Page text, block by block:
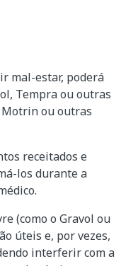
mal-estar, poderá
Tempra ou outras
ou outras
receitados e
los durante a
(como o Gravol ou
úteis e, por vezes,
interferir com a